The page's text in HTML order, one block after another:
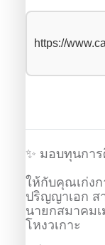
✨ มอบทุนกา
ให้กับคุณเก่ง
ปริญญาเอก ส
นายกสมาคมเ
โหงวเกาะ